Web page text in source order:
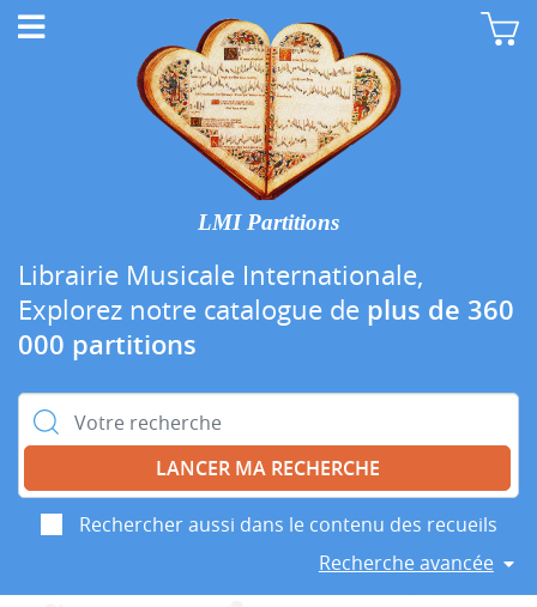
LMI Partitions
Librairie Musicale Internationale,
Explorez notre catalogue de plus de 360
000 partitions
Rechercher :
Rechercher aussi dans le contenu des recueils
Recherche avancée